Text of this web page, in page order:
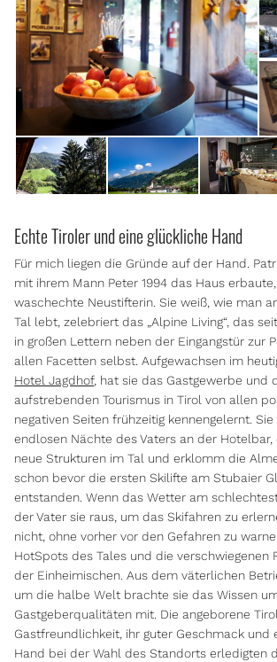
Echte Tiroler und eine glückliche Hand
Für mich liegen die Gründe auf der Hand.
mit ihrem Mann Peter 1994 das Haus
waschechte Neustifterin. Sie weiß, wie man
Tal lebt, zelebriert das „Alpine Living“, das
in großen Lettern neben der Eingangstür zur
allen Facetten selbst. Aufgewachsen im
Hotel Jagdhof, hat sie das Gastgewerbe und
aufstrebenden Tourismus in Tirol von allen
negativen Seiten frühzeitig kennengelernt.
endlosen Nächte des Vaters an der Hotelbar,
neue Strukturen im Tal und erklomm die
schon bevor die ersten Skilifte am Stubaier
entstanden. Wenn das Wetter am
der Vater sie raus, um das Skifahren zu
nicht, ohne vorher vor den Gefahren zu
HotSpots des Tales und die verschwiegenen
der Einheimischen. Aus dem väterlichen
um die halbe Welt brachte sie das Wissen
Gastgeberqualitäten mit. Die angeborene
Gastfreundlichkeit, ihr guter Geschmack und
Hand bei der Wahl des Standorts erledigten